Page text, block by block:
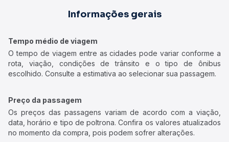
Informações gerais
Tempo médio de viagem
O tempo de viagem entre as cidades pode variar conforme a
rota, viação, condições de trânsito e o tipo de ônibus
escolhido. Consulte a estimativa ao selecionar sua passagem.
Preço da passagem
Os preços das passagens variam de acordo com a viação,
data, horário e tipo de poltrona. Confira os valores atualizados
no momento da compra, pois podem sofrer alterações.